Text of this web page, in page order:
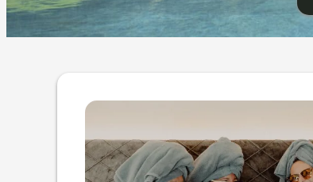
Angebotsdetails für